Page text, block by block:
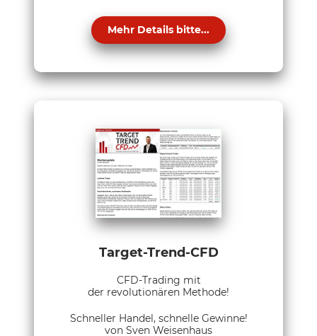
Mehr Details bitte...
Target-Trend-CFD
CFD-Trading mit
der revolutionären Methode!
Schneller Handel, schnelle Gewinne!
von Sven Weisenhaus